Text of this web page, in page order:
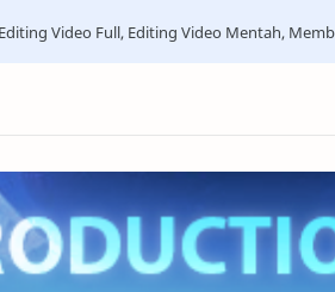
Editing Video Full, Editing Video Mentah,